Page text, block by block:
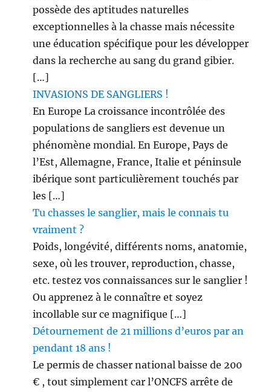
possède des aptitudes naturelles
exceptionnelles à la chasse mais nécessite
une éducation spécifique pour les développer
dans la recherche au sang du grand gibier.
[…]
INVASIONS DE SANGLIERS !
En Europe La croissance incontrôlée des
populations de sangliers est devenue un
phénomène mondial. En Europe, Pays de
l’Est, Allemagne, France, Italie et péninsule
ibérique sont particulièrement touchés par
les […]
Tu chasses le sanglier, mais le connais tu
vraiment ?
Poids, longévité, différents noms, anatomie,
sexe, où les trouver, reproduction, chasse,
etc. testez vos connaissances sur le sanglier !
Ou apprenez à le connaître et soyez
incollable sur ce magnifique […]
Détournement de 21 millions d’euros par an
pendant 18 ans !
Le permis de chasser national baisse de 200
€ , tout simplement car l’ONCFS arrête de